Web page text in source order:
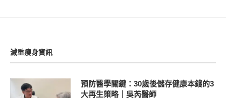
減重瘦身資訊
預防醫學關鍵：30歲後儲存健康本錢的3
大再生策略｜吳芮醫師